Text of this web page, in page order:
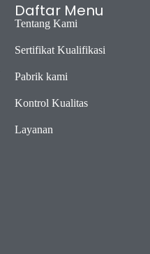
Daftar Menu
Tentang Kami
Sertifikat Kualifikasi
Pabrik kami
Kontrol Kualitas
Layanan